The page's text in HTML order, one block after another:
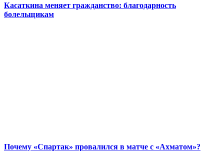
Касаткина меняет гражданство: благодарность
болельщикам
Почему «Спартак» провалился в матче с «Ахматом»?